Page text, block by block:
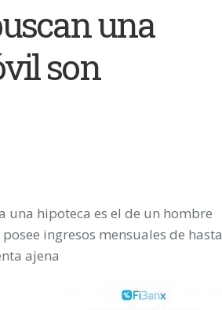
una
son
una hipoteca es el de un hombre
ingresos mensuales de hasta
ajena